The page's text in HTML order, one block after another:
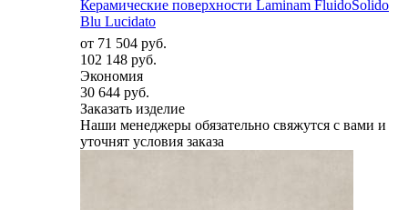
Керамические поверхности Laminam FluidoSolido
Blu Lucidato
от 71 504 руб.
102 148 руб.
Экономия
30 644 руб.
Заказать изделие
Наши менеджеры обязательно свяжутся с вами и
уточнят условия заказа